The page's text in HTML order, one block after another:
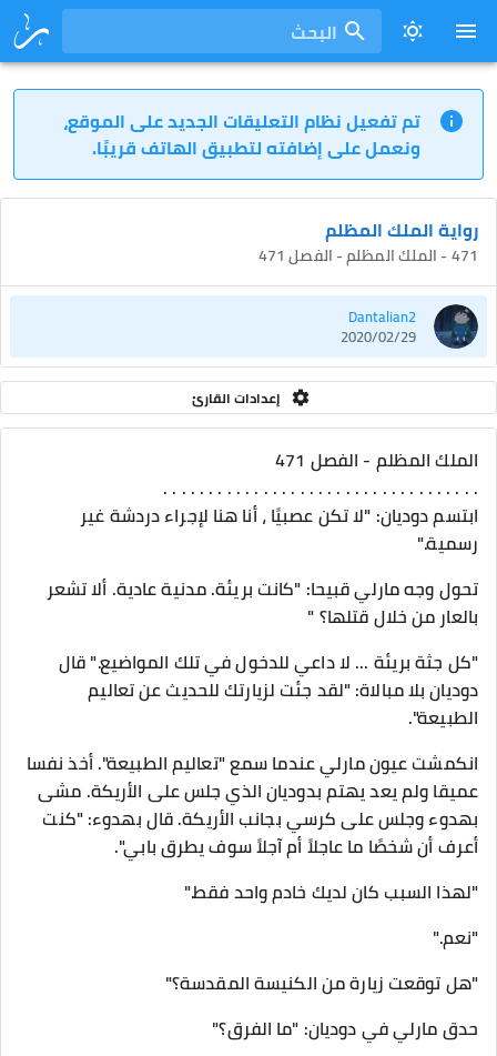
البحث
تم تفعيل نظام التعليقات الجديد على الموقع،
ونعمل على إضافته لتطبيق الهاتف قريبًا.
رواية الملك المظلم
471 - الملك المظلم - الفصل 471
Dantalian2
2020/02/29
إعدادات القارئ
الملك المظلم - الفصل 471
. . . . . . . . . . . . . . . . . . . . . . . . . . . . . . . . . . .
ابتسم دوديان: "لا تكن عصبيًا ، أنا هنا لإجراء دردشة غير
رسمية."
تحول وجه مارلي قبيحا: "كانت بريئة. مدنية عادية. ألا تشعر
بالعار من خلال قتلها؟ "
"كل جثة بريئة ... لا داعي للدخول في تلك المواضيع." قال
دوديان بلا مبالاة: "لقد جئت لزيارتك للحديث عن تعاليم
الطبيعة".
انكمشت عيون مارلي عندما سمع "تعاليم الطبيعة". أخذ نفسا
عميقا ولم يعد يهتم بدوديان الذي جلس على الأريكة. مشى
بهدوء وجلس على كرسي بجانب الأريكة. قال بهدوء: "كنت
أعرف أن شخصًا ما عاجلاً أم آجلاً سوف يطرق بابي".
"لهذا السبب كان لديك خادم واحد فقط."
"نعم."
"هل توقعت زيارة من الكنيسة المقدسة؟"
حدق مارلي في دوديان: "ما الفرق؟"